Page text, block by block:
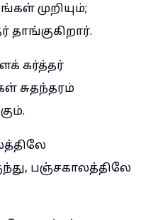
முறியும்;
கர்த்தர்
சுதந்தரம்
பஞ்சகாலத்திலே